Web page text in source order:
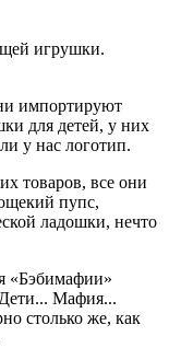
игрушки.
импортируют
для детей, у них
у нас логотип.
товаров, все они
пупс,
ладошки, нечто
«Бэбимафии»
Мафия...
столько же, как